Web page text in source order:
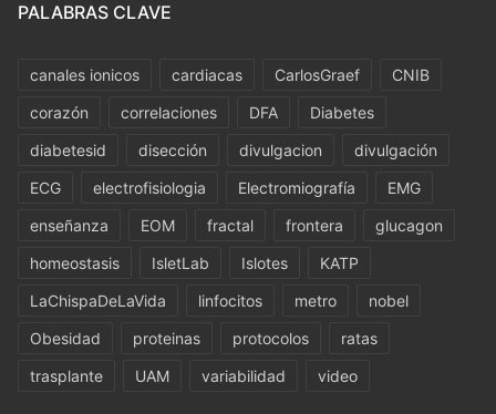
PALABRAS CLAVE
canales ionicos cardiacas CarlosGraef
CNIB
corazón
correlaciones DFA
Diabetes
diabetesid
disección divulgacion
divulgación
ECG
electrofisiologia Electromiografía
EMG
enseñanza
EOM fractal frontera
glucagon
homeostasis
IsletLab Islotes
KATP
LaChispaDeLaVida
linfocitos metro
nobel
Obesidad
proteinas protocolos
ratas
trasplante
UAM variabilidad video